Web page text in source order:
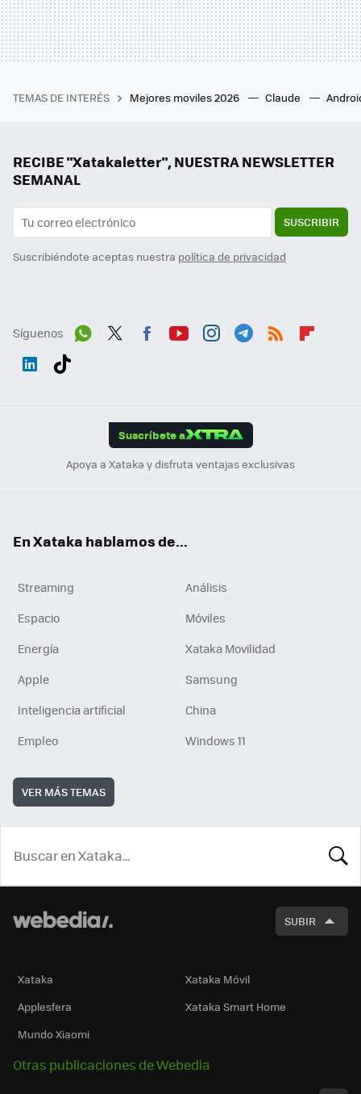
TEMAS DE INTERÉS Mejores moviles 2026 Claude
RECIBE "Xatakaletter", NUESTRA NEWSLETTER
SEMANAL
SUSCRIBIR
Suscribiéndote aceptas nuestra política de privacidad
Síguenos
Suscríbete a
Apoya a Xataka y disfruta ventajas exclusivas
En Xataka hablamos de...
Streaming
Análisis
Espacio
Móviles
Energía
Xataka Movilidad
Apple
Samsung
Inteligencia artificial
China
Empleo
Windows 11
VER MÁS TEMAS
SUBIR
Xataka
Xataka Móvil
Applesfera
Xataka Smart Home
Mundo Xiaomi
Otras publicaciones de Webedia